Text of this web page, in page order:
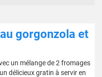
gorgonzola et
un mélange de 2 fromages
délicieux gratin à servir en